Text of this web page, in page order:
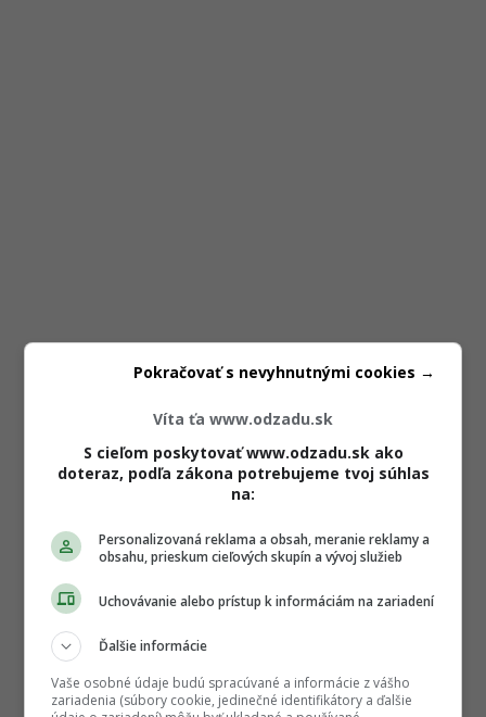
Víta ťa www.odzadu.sk
S cieľom poskytovať www.odzadu.sk ako
doteraz, podľa zákona potrebujeme tvoj súhlas
na:
Personalizovaná reklama a obsah, meranie reklamy a
obsahu, prieskum cieľových skupín a vývoj služieb
Uchovávanie alebo prístup k informáciám na zariadení
Ďalšie informácie
Vaše osobné údaje budú spracúvané a informácie z vášho
zariadenia (súbory cookie, jedinečné identifikátory a ďalšie
Pokračovať s nevyhnutnými cookies →